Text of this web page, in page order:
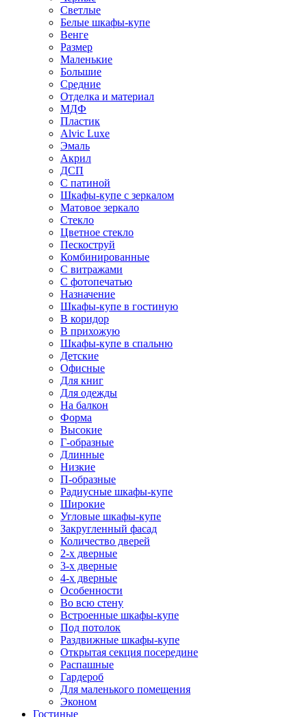
Светлые
Белые шкафы-купе
Венге
Размер
Маленькие
Большие
Средние
Отделка и материал
МДФ
Пластик
Alvic Luxe
Эмаль
Акрил
ДСП
С патиной
Шкафы-купе с зеркалом
Матовое зеркало
Стекло
Цветное стекло
Пескоструй
Комбинированные
С витражами
С фотопечатью
Назначение
Шкафы-купе в гостиную
В коридор
В прихожую
Шкафы-купе в спальню
Детские
Офисные
Для книг
Для одежды
На балкон
Форма
Высокие
Г-образные
Длинные
Низкие
П-образные
Радиусные шкафы-купе
Широкие
Угловые шкафы-купе
Закругленный фасад
Количество дверей
2-х дверные
3-х дверные
4-х дверные
Особенности
Во всю стену
Встроенные шкафы-купе
Под потолок
Раздвижные шкафы-купе
Открытая секция посередине
Распашные
Гардероб
Для маленького помещения
Эконом
Гостиные